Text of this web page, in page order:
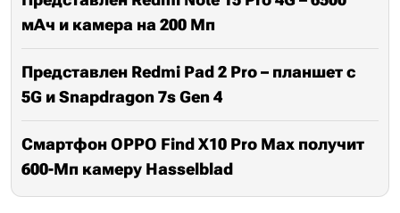
мАч и камера на 200 Мп
Представлен Redmi Pad 2 Pro – планшет с
5G и Snapdragon 7s Gen 4
Смартфон OPPO Find X10 Pro Max получит
600-Мп камеру Hasselblad